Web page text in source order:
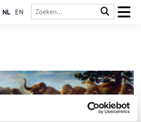
NL EN